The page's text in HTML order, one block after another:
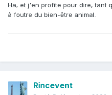
Ha, et j'en profite pour dire, tant
à foutre du bien-être animal.
Rincevent